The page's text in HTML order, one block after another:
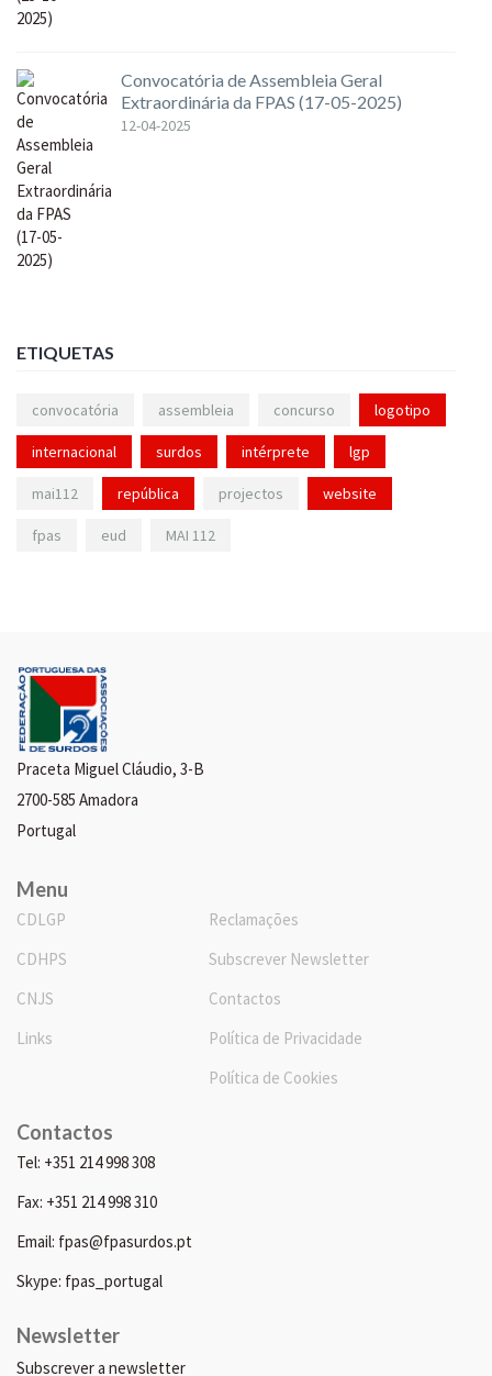
Convocatória de Assembleia Geral
Extraordinária da FPAS (17-05-2025)
12-04-2025
ETIQUETAS
convocatória assembleia concurso logotipo
internacional surdos intérprete lgp
mai112 república projectos website
fpas eud MAI 112
Praceta Miguel Cláudio, 3-B
2700-585 Amadora
Portugal
Menu
CDLGP
CDHPS
CNJS
Links
Reclamações
Subscrever Newsletter
Contactos
Política de Privacidade
Política de Cookies
Contactos
Tel: +351 214 998 308
Fax: +351 214 998 310
Email: fpas@fpasurdos.pt
Skype: fpas_portugal
Newsletter
Subscrever a newsletter